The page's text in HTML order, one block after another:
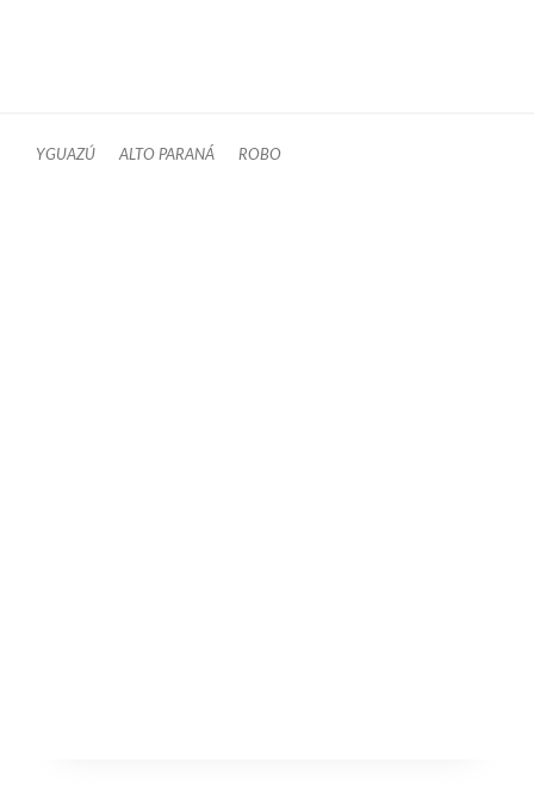
YGUAZÚ ALTO PARANÁ ROBO